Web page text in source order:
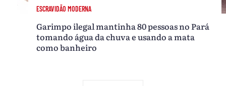
ESCRAVIDÃO MODERNA
Garimpo ilegal mantinha 80 pessoas no Pará
tomando água da chuva e usando a mata
como banheiro